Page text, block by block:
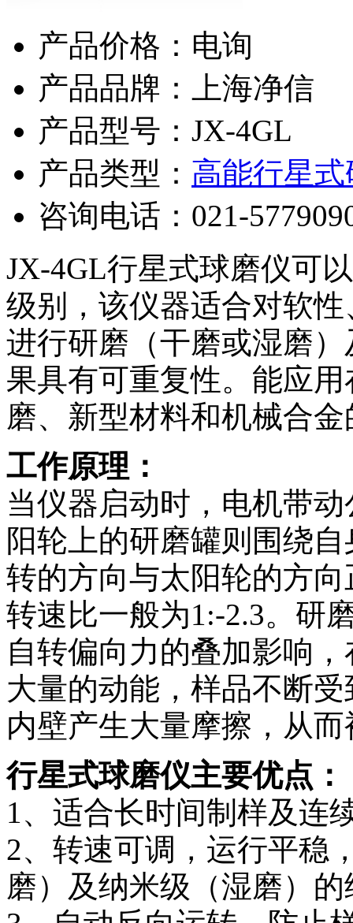
产品价格：电询
产品品牌：上海净信
产品型号：JX-4GL
产品类型： 高能行星
咨询电话： 021-
JX-4GL行星式球磨仪可
级别，该仪器适合对软
进行研磨（干磨或湿磨
果具有可重复性。能应
磨、新型材料和机械合
工作原理：
当仪器启动时，电机带
阳轮上的研磨罐则围绕
转的方向与太阳轮的方
转速比一般为1:-2.3。研
自转偏向力的叠加影响
大量的动能，样品不断
内壁产生大量摩擦，从
行星式球磨仪主要优点：
1、适合长时间制样及连
2、转速可调，运行平稳
磨）及纳米级（湿磨）